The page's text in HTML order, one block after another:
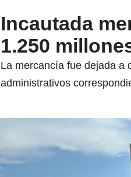
Incautada
1.250
La mercancía fue dejada a
administrativos